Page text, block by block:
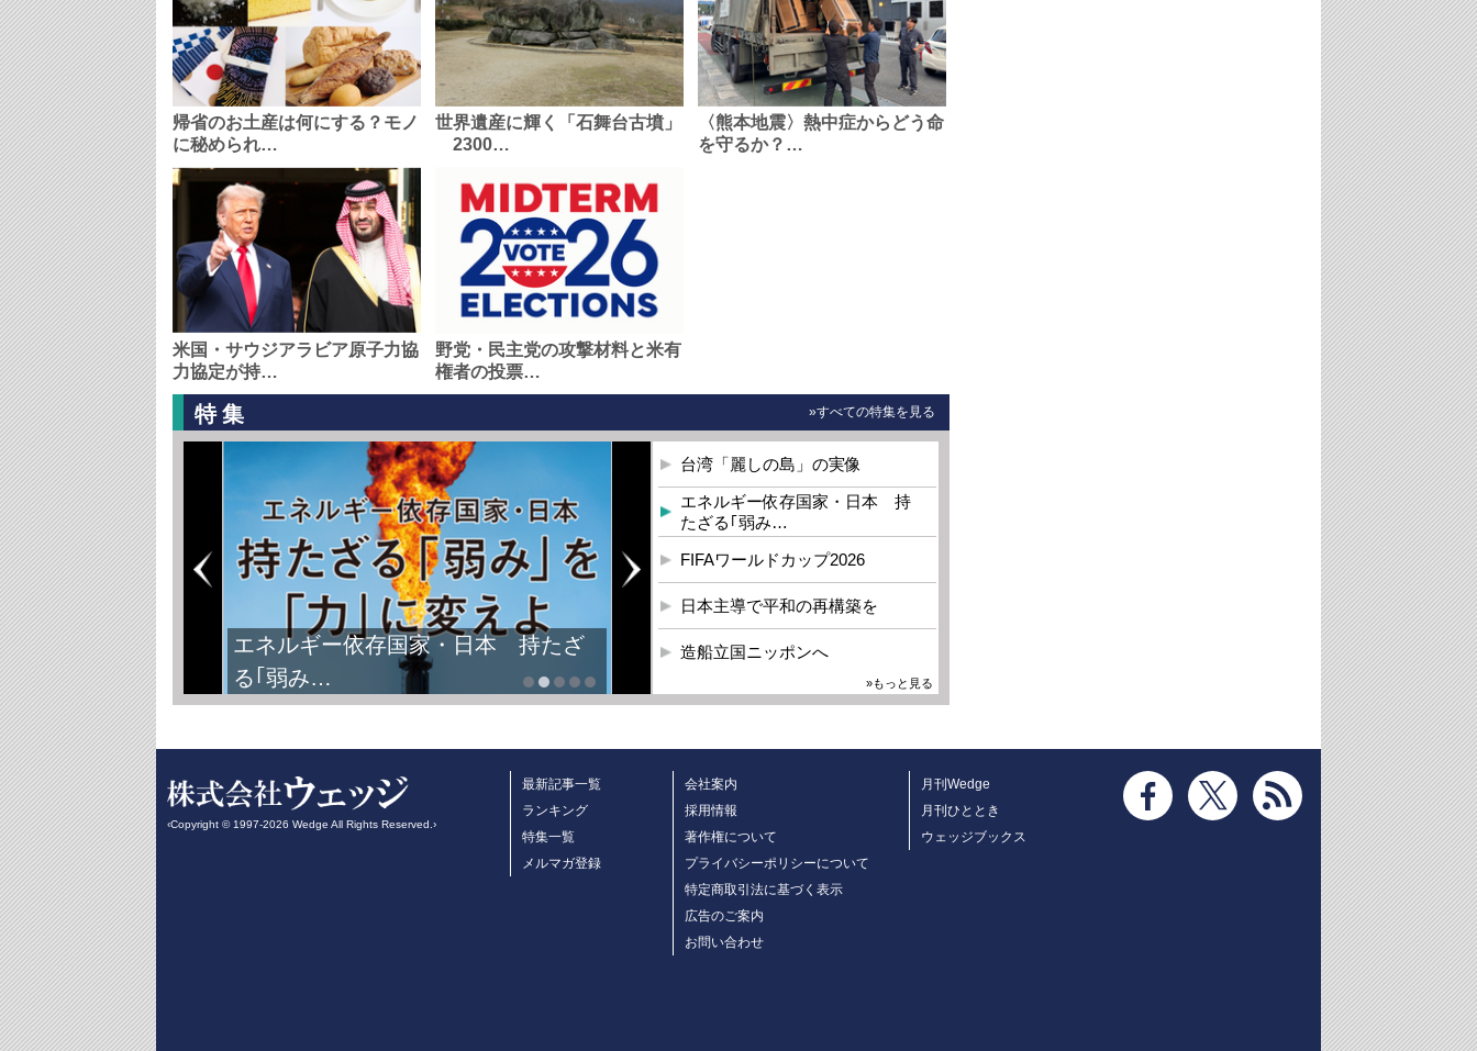
帰省のお土産は何にする？モノ
に秘められ…
世界遺産に輝く「石舞台古墳」
2300…
〈熊本地震〉熱中症からどう命
を守るか？…
米国・サウジアラビア原子力協
力協定が持…
野党・民主党の攻撃材料と米有
権者の投票…
特集 »すべての特集を見る
エネルギー依存国家・日本 持たざ
る｢弱み…
台湾「麗しの島」の実像
エネルギー依存国家・日本 持
たざる｢弱み…
FIFAワールドカップ2026
日本主導で平和の再構築を
造船立国ニッポンへ
»もっと見る
‹Copyright © 1997-2026 Wedge All Rights Reserved.›
最新記事一覧
ランキング
特集一覧
メルマガ登録
会社案内
採用情報
著作権について
プライバシーポリシーについて
特定商取引法に基づく表示
広告のご案内
お問い合わせ
月刊Wedge
月刊ひととき
ウェッジブックス